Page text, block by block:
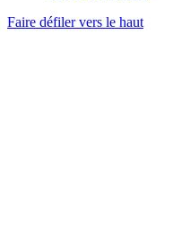
Faire défiler vers le haut